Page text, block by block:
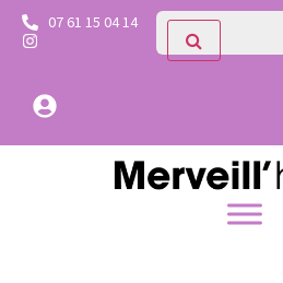
07 61 15 04 14